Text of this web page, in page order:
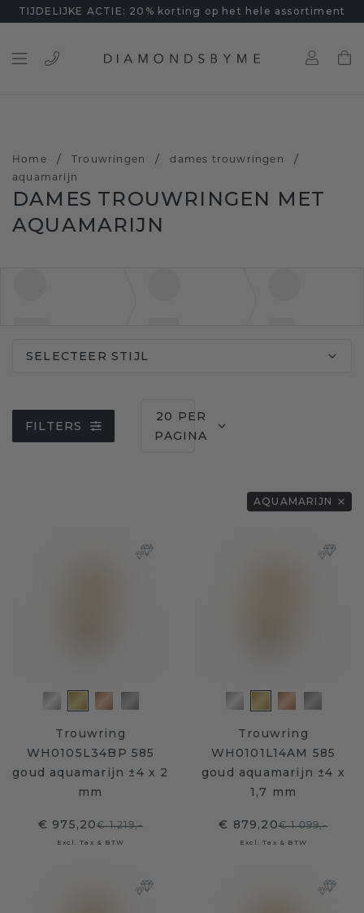
TIJDELIJKE ACTIE: 20% korting op het hele assortiment
Home / Trouwringen / dames trouwringen /
aquamarijn
DAMES TROUWRINGEN MET
AQUAMARIJN
SELECTEER STIJL
FILTERS
20 PER
PAGINA
AQUAMARIJN
Trouwring
WH0105L34BP 585
goud aquamarijn ±4 x 2
mm
€ 975,20€ 1.219,-
Excl. Tax & BTW
Trouwring
WH0101L14AM 585
goud aquamarijn ±4 x
1,7 mm
€ 879,20€ 1.099,-
Excl. Tax & BTW